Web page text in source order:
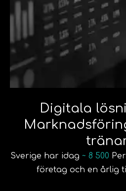
Digitala
Sverige har idag ~ 8 500
företag och en årlig